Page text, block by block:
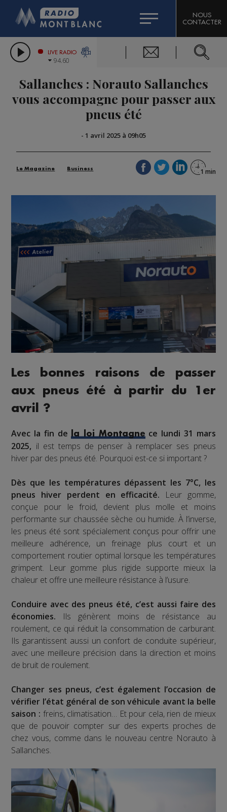
LES CHRONIQUES DE L'EXPERT
CITIZEN MACHINERY
GRAND MASSIF DOMAINES SKIABLES
BIGARD
COMPAGNIE DU MONT-BLANC
NOUS
CONTACTER
LIVE RADIO
94.60
Sallanches : Norauto Sallanches
vous accompagne pour passer aux
pneus été
- 1 avril 2025 à 09h05
Le Magazine Business
Les bonnes raisons de passer
aux pneus été à partir du 1er
avril ?
Avec la fin de la loi Montagnece lundi 31 mars
2025, il est temps de penser à remplacer ses pneus
hiver par des pneus été. Pourquoi est-ce si important ?
Dès que les températures dépassent les 7°C, les
pneus hiver perdent en efficacité. Leur gomme,
conçue pour le froid, devient plus molle et moins
performante sur chaussée sèche ou humide. À l’inverse,
les pneus été sont spécialement conçus pour offrir une
meilleure adhérence, un freinage plus court et un
comportement routier optimal lorsque les températures
grimpent. Leur gomme plus rigide supporte mieux la
chaleur et offre une meilleure résistance à l’usure.
Conduire avec des pneus été, c’est aussi faire des
économies. Ils génèrent moins de résistance au
roulement, ce qui réduit la consommation de carburant.
Ils garantissent aussi un confort de conduite supérieur,
avec une meilleure précision dans la direction et moins
de bruit de roulement.
Changer ses pneus, c’est également l’occasion de
vérifier l’état général de son véhicule avant la belle
saison : freins, climatisation… Et pour cela, rien de mieux
que de pouvoir compter sur des experts proches de
chez vous, comme dans le nouveau centre Norauto à
Sallanches.